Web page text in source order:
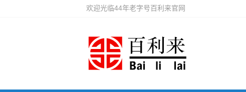
欢迎光临44年老字号百利来官网